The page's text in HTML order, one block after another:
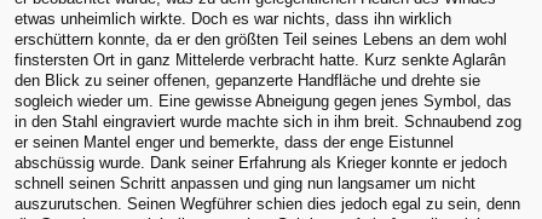
etwas unheimlich wirkte. Doch es war nichts, dass ihn wirklich
erschüttern konnte, da er den größten Teil seines Lebens an dem wohl
finstersten Ort in ganz Mittelerde verbracht hatte. Kurz senkte Aglarân
den Blick zu seiner offenen, gepanzerte Handfläche und drehte sie
sogleich wieder um. Eine gewisse Abneigung gegen jenes Symbol, das
in den Stahl eingraviert wurde machte sich in ihm breit. Schnaubend zog
er seinen Mantel enger und bemerkte, dass der enge Eistunnel
abschüssig wurde. Dank seiner Erfahrung als Krieger konnte er jedoch
schnell seinen Schritt anpassen und ging nun langsamer um nicht
auszurutschen. Seinen Wegführer schien dies jedoch egal zu sein, denn